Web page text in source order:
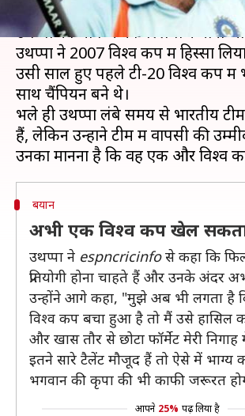
2006 में भारत के लिए अपना डेब्यू करने
उथप्पा को भविष्य का बल्लेबाज माना जा
उथप्पा ने 2007 विश्व कप में हिस्सा
उसी साल हुए पहले टी-20 विश्व कप में
साथ चैंपियन बने थे।
भले ही उथप्पा लंबे समय से भारतीय
हैं, लेकिन उन्होंने टीम में वापसी की
बयान
अभी एक विश्व कप खेल सकता
उथप्पा ने espncricinfoसे कहा कि
प्रतियोगी होना चाहते हैं और उनके अंदर
उन्होंने आगे कहा, "मुझे अब भी लगता है
विश्व कप बचा हुआ है तो मैं उसे हासिल
और खास तौर से छोटा फॉर्मेट मेरी
इतने सारे टैलेंट मौजूद हैं तो ऐसे में भाग्य
भगवान की कृपा की भी काफी जरूरत
आपने 25% पढ़ लिया है